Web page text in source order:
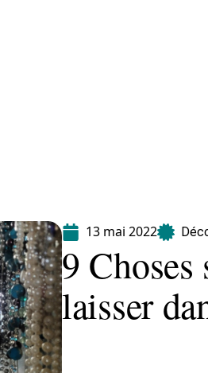
13 mai 2022
9 Choses
laisser